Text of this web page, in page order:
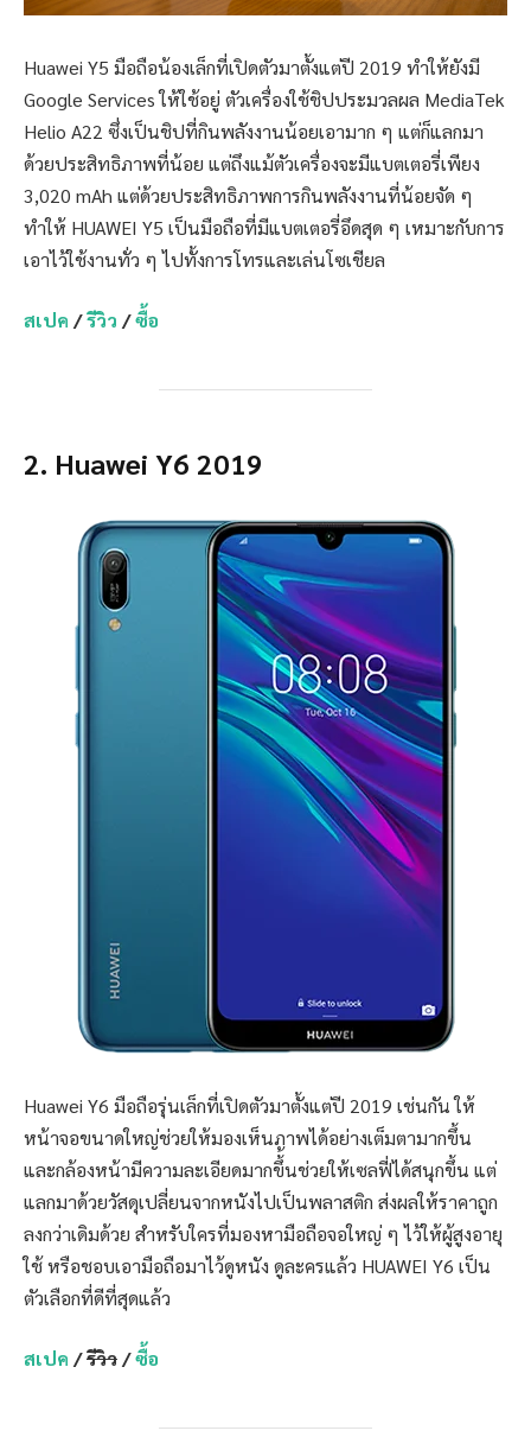
Huawei Y5 มือถือน้องเล็กที่เปิดตัวมาตั้งแต่ปี 2019 ทำให้ยังมี
Google Services ให้ใช้อยู่ ตัวเครื่องใช้ชิปประมวลผล MediaTek
Helio A22 ซึ่งเป็นชิปที่กินพลังงานน้อยเอามาก ๆ แต่ก็แลกมา
ด้วยประสิทธิภาพที่น้อย แต่ถึงแม้ตัวเครื่องจะมีแบตเตอรี่เพียง
3,020 mAh แต่ด้วยประสิทธิภาพการกินพลังงานที่น้อยจัด ๆ
ทำให้ HUAWEI Y5 เป็นมือถือที่มีแบตเตอรี่อึดสุด ๆ เหมาะกับการ
เอาไว้ใช้งานทั่ว ๆ ไปทั้งการโทรและเล่นโซเชียล
สเปค /รีวิว /ซื้อ
2. Huawei Y6 2019
Huawei Y6 มือถือรุ่นเล็กที่เปิดตัวมาตั้งแต่ปี 2019 เช่นกัน ให้
หน้าจอขนาดใหญ่ช่วยให้มองเห็นภาพได้อย่างเต็มตามากขึ้น
และกล้องหน้ามีความละเอียดมากขึ้้นช่วยให้เซลฟี่ได้สนุกขึ้น แต่
แลกมาด้วยวัสดุเปลี่ยนจากหนังไปเป็นพลาสติก ส่งผลให้ราคาถูก
ลงกว่าเดิมด้วย สำหรับใครที่มองหามือถือจอใหญ่ ๆ ไว้ให้ผู้สูงอายุ
ใช้ หรือชอบเอามือถือมาไว้ดูหนัง ดูละครแล้ว HUAWEI Y6 เป็น
ตัวเลือกที่ดีที่สุดแล้ว
สเปค /รีวิว/ซื้อ